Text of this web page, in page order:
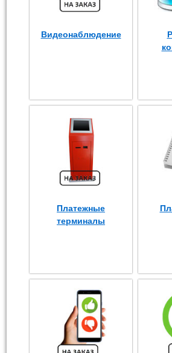
Видеонаблюдение
Платежные
терминалы